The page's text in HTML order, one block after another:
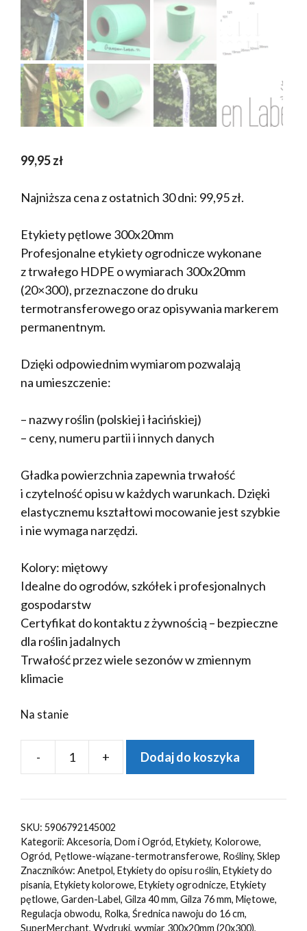
99,95zł
Najniższa cena z ostatnich 30 dni: 99,95zł.
Etykiety pętlowe 300x20mm
Profesjonalne etykiety ogrodnicze wykonane
z trwałego HDPE o wymiarach 300x20mm
(20×300), przeznaczone do druku
termotransferowego oraz opisywania markerem
permanentnym.
Dzięki odpowiednim wymiarom pozwalają
na umieszczenie:
– nazwy roślin (polskiej i łacińskiej)
– ceny, numeru partii i innych danych
Gładka powierzchnia zapewnia trwałość
i czytelność opisu w każdych warunkach. Dzięki
elastycznemu kształtowi mocowanie jest szybkie
i nie wymaga narzędzi.
Kolory: miętowy
Idealne do ogrodów, szkółek i profesjonalnych
gospodarstw
Certyfikat do kontaktu z żywnością – bezpieczne
dla roślin jadalnych
Trwałość przez wiele sezonów w zmiennym
klimacie
Na stanie
-
ilość
ogrodnicze/sadownicze
MIĘTOWE
300x20mm(20x300)
(41-
121)
1000szt
+ Dodaj do koszyka
SKU: 5906792145002
Kategorii: Akcesoria, Dom i Ogród, Etykiety, Kolorowe,
Ogród, Pętlowe-wiązane-termotransferowe, Rośliny, Sklep
Znaczników: Anetpol, Etykiety do opisu roślin, Etykiety do
pisania, Etykiety kolorowe, Etykiety ogrodnicze, Etykiety
pętlowe, Garden-Label, Gilza 40 mm, Gilza 76 mm, Miętowe,
Regulacja obwodu, Rolka, Średnica nawoju do 16 cm,
SuperMerchant, Wydruki, wymiar 300x20mm (20x300),